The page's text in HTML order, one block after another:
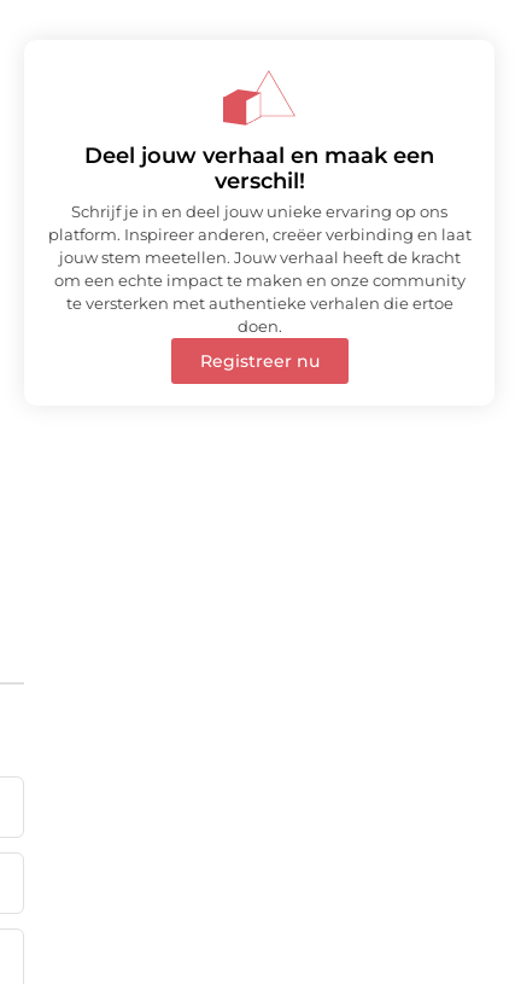
Deel jouw verhaal en maak een
verschil!
Schrijf je in en deel jouw unieke ervaring op ons
platform. Inspireer anderen, creëer verbinding en laat
jouw stem meetellen. Jouw verhaal heeft de kracht
om een echte impact te maken en onze community
te versterken met authentieke verhalen die ertoe
doen.
Registreer nu